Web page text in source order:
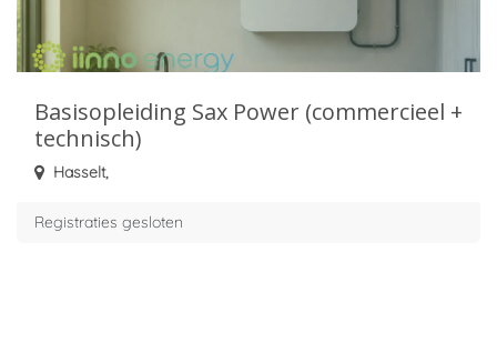
Basisopleiding Sax Power (commercieel +
technisch)
Hasselt,
Registraties gesloten